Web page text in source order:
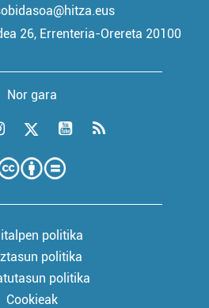
26, Errenteria-Orereta 20100
Nor gara
politika
politika
politika
Cookieak